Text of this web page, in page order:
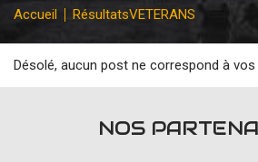
PARTENAIRES
Accueil RésultatsVETERANS
Désolé, aucun post ne correspond à
NOS